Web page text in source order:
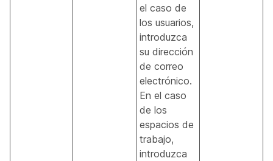
el caso de
los usuarios,
introduzca
su dirección
de correo
electrónico.
En el caso
de los
espacios de
trabajo,
introduzca